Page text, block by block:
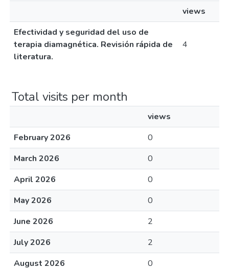
views
Efectividad y seguridad del uso de
terapia diamagnética. Revisión rápida de
literatura.
4
Total visits per month
views
February 2026
0
March 2026
0
April 2026
0
May 2026
0
June 2026
2
July 2026
2
August 2026
0